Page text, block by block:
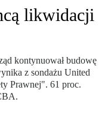
likwidacji
kontynuował budowę
z sondażu United
Prawnej". 61 proc.